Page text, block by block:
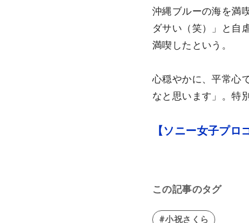
沖縄ブルーの海を満
ダサい（笑）」と自
満喫したという。
心穏やかに、平常心
なと思います」。特
【ソニー女子プ
この記事のタグ
#小祝さくら